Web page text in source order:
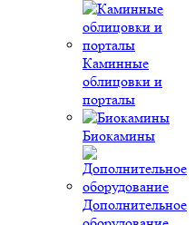
Каминные
облицовки и
порталы
Биокамины
Дополнительное